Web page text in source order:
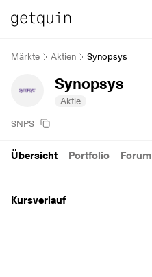
Märkte Aktien Synopsys
Synopsys
Aktie
SNPS
Übersicht Portfolio Forum
Kursverlauf